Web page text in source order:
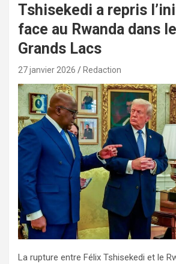
Tshisekedi a repris
face au Rwanda dans
Grands Lacs
27 janvier 2026 Redaction
La rupture entre Félix Tshisekedi et le